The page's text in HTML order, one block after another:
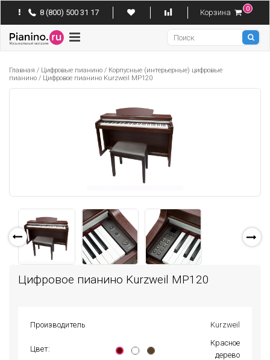
8 (800) 500 31 17 Корзина 0
Pianino
Главная / Цифровые пианино / Корпусные (интерьерные) цифровые
пианино / Цифровое пианино Kurzweil MP120
Цифровое пианино Kurzweil MP120
Производитель Kurzweil
Цвет:
Красное
дерево